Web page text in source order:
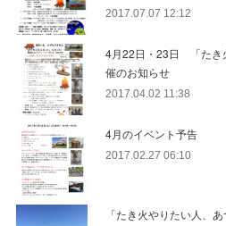
2017.07.07 12:12
4月22日・23日 「たき
催のお知らせ
2017.04.02 11:38
4月のイベント予告
2017.02.27 06:10
「たき火やりたい人、